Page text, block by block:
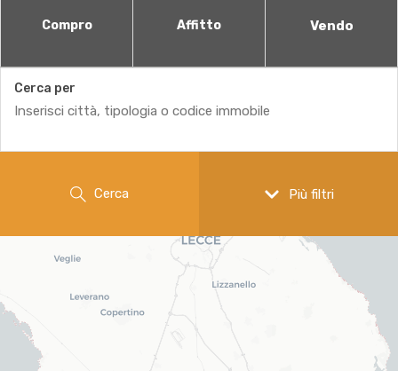
Compro Affitto Vendo
Cerca per
Più filtri
Cerca